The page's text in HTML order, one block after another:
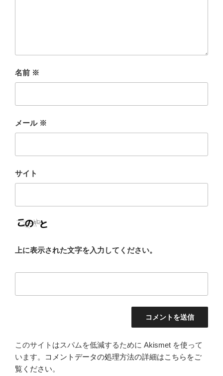
名前 ※
メール ※
サイト
上に表示された文字を入力してください。
このサイトはスパムを低減するために Akismet を使って
います。
コメントデータの処理方法の詳細はこちらをご
覧ください。